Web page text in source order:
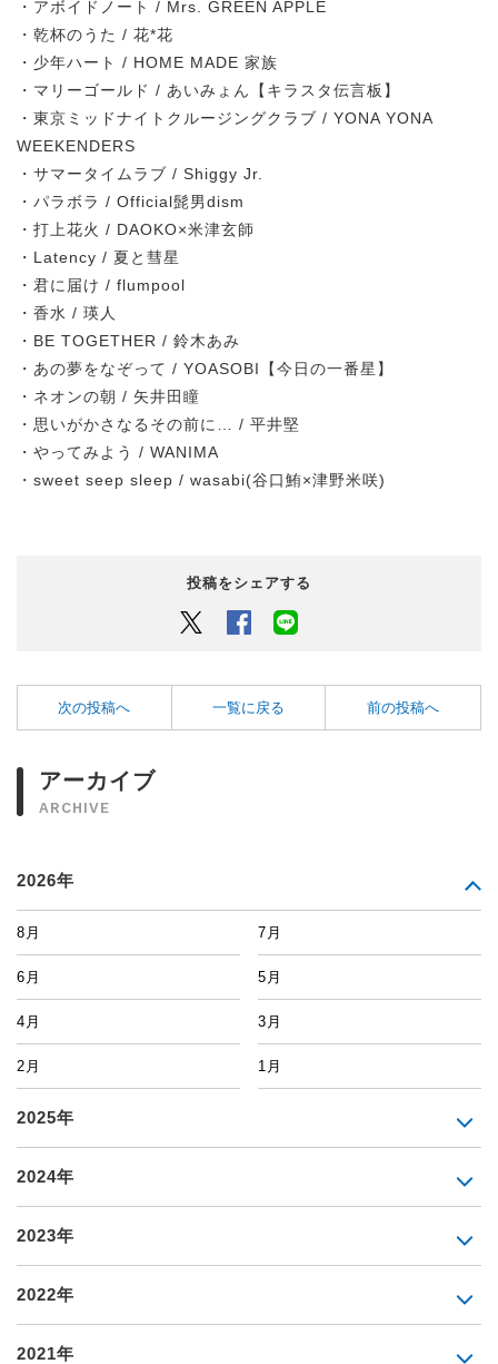
・アボイドノート / Mrs. GREEN APPLE
・乾杯のうた / 花*花
・少年ハート / HOME MADE 家族
・マリーゴールド / あいみょん【キラスタ伝言板】
・東京ミッドナイトクルージングクラブ / YONA YONA
WEEKENDERS
・サマータイムラブ / Shiggy Jr.
・パラボラ / Official髭男dism
・打上花火 / DAOKO×米津玄師
・Latency / 夏と彗星
・君に届け / flumpool
・香水 / 瑛人
・BE TOGETHER / 鈴木あみ
・あの夢をなぞって / YOASOBI【今日の一番星】
・ネオンの朝 / 矢井田瞳
・思いがかさなるその前に… / 平井堅
・やってみよう / WANIMA
・sweet seep sleep / wasabi(谷口鮪×津野米咲)
投稿をシェアする
Twitter Facebook
次の投稿へ 一覧に戻る 前の投稿へ
アーカイブ
ARCHIVE
2026年
8月 7月
6月 5月
4月 3月
2月 1月
2025年
2024年
2023年
2022年
2021年